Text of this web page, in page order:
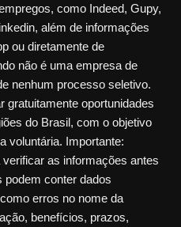
como Indeed, Gupy,
além de informações
ou diretamente de
não é uma empresa de
nenhum processo seletivo.
gratuitamente oportunidades
do Brasil, com o objetivo
voluntária. Importante:
as informações antes
podem conter dados
erros no nome da
benefícios, prazos,